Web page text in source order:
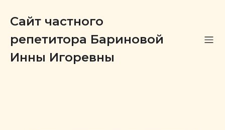
Сайт частного
репетитора Бариновой
Инны Игоревны